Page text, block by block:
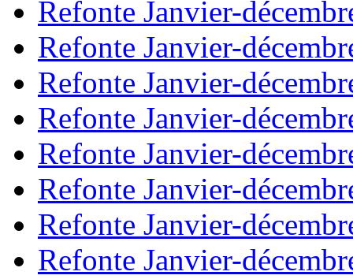
Refonte Janvier-
Refonte Janvier-
Refonte Janvier-
Refonte Janvier-
Refonte Janvier-
Refonte Janvier-
Refonte Janvier-
Refonte Janvier-